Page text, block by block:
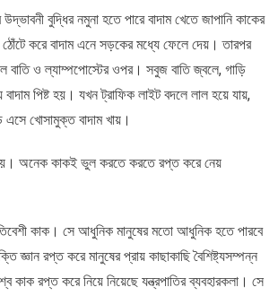
বুদ্ধির নমুনা হতে পারে বাদাম খেতে জাপানি কাকের
করে বাদাম এনে সড়কের মধ্যে ফেলে দেয়। তারপর
বাতি ও ল্যাম্পপোস্টের ওপর। সবুজ বাতি জ্বলে, গাড়ি
পিষ্ট হয়। যখন ট্রাফিক লাইট বদলে লাল হয়ে যায়,
খোসামুক্ত বাদাম খায়।
অনেক কাকই ভুল করতে করতে রপ্ত করে নেয়
কাক। সে আধুনিক মানুষের মতো আধুনিক হতে পারবে
জ্ঞান রপ্ত করে মানুষের প্রায় কাছাকাছি বৈশিষ্ট্যসম্পন্ন
কাক রপ্ত করে নিয়ে নিয়েছে যন্ত্রপাতির ব্যবহারকলা। সে